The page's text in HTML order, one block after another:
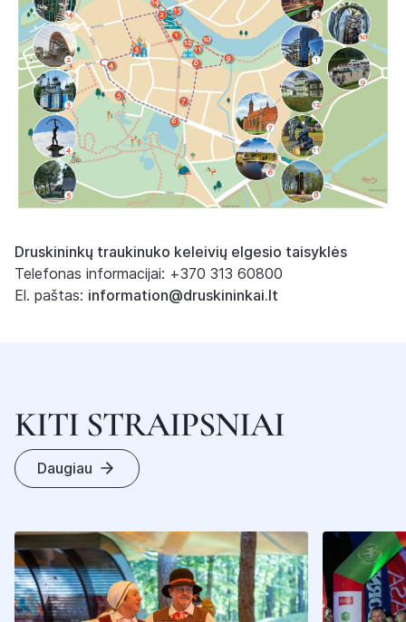
Druskininkų traukinuko keleivių elgesio taisyklės
Telefonas informacijai: +370 313 60800
El. paštas: information@druskininkai.lt
KITI STRAIPSNIAI
Daugiau